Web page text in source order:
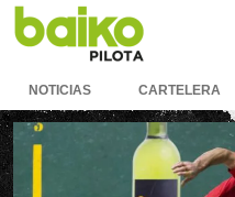
NOTICIAS CARTELERA